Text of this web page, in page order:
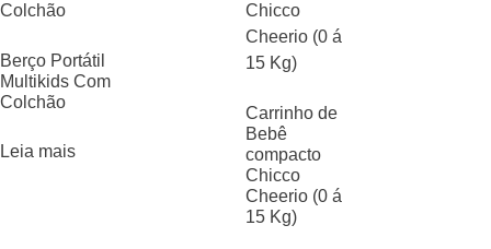
Berço Portátil
Multikids Com
Colchão
Leia mais
Carrinho de
Bebê
compacto
Chicco
Cheerio (0 á
15 Kg)